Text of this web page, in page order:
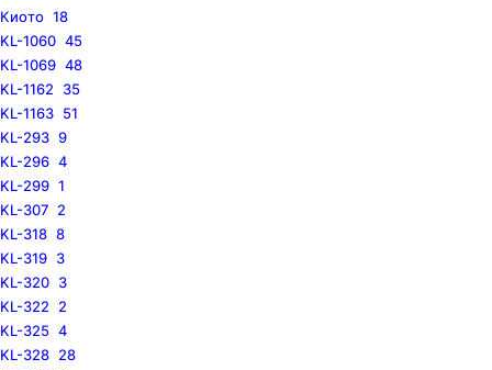
Киото 18
KL-1060 45
KL-1069 48
KL-1162
35
KL-1163 51
KL-293 9
KL-296 4
KL-299 1
KL-307 2
KL-318 8
KL-319 3
KL-320 3
KL-322
2
KL-325 4
KL-328 28